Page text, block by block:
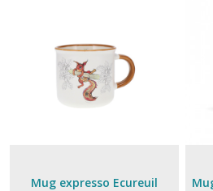
Mug expresso Ecureuil